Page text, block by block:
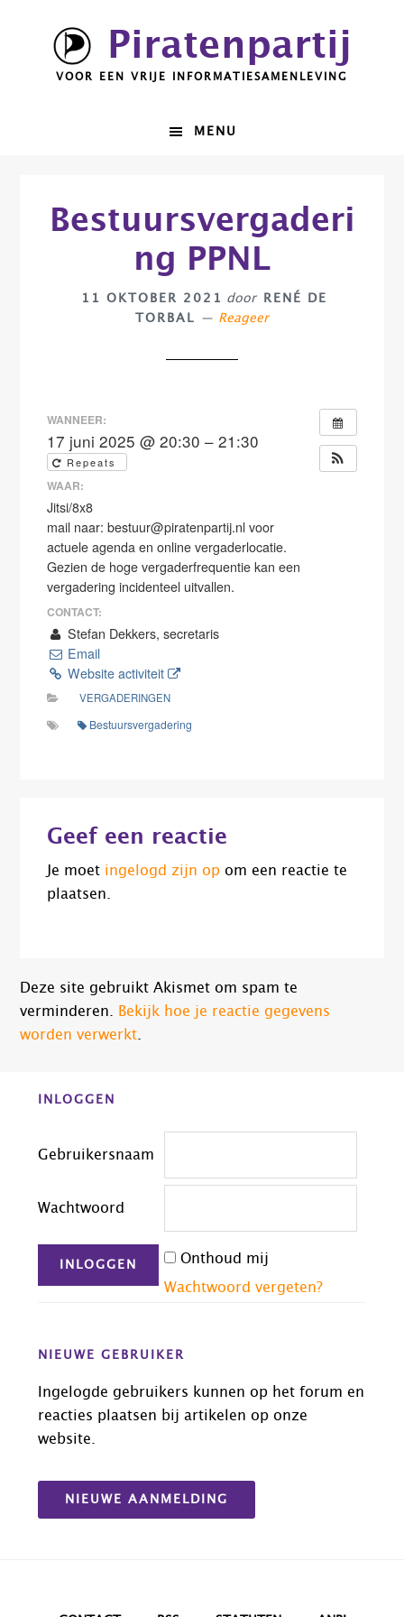
hoofdnavigatie
Piratenpartij
VOOR EEN VRIJE INFORMATIESAMENLEVING
MENU
Bestuursvergaderi
ng PPNL
11 OKTOBER 2021 door
RENÉ DE
TORBAL
Reageer
WANNEER:
17 juni 2025 @ 20:30 – 21:30
Repeats
WAAR:
Jitsi/8x8
mail naar: bestuur@piratenpartij.nl voor
actuele agenda en online vergaderlocatie.
Gezien de hoge vergaderfrequentie kan een
vergadering incidenteel uitvallen.
CONTACT:
Stefan Dekkers, secretaris
Email
Website activiteit
VERGADERINGEN
Bestuursvergadering
Interacties
Geef een reactie
Je moet ingelogd zijn op om een reactie te
plaatsen.
Deze site gebruikt Akismet om spam te
verminderen. Bekijk hoe je reactie gegevens
worden verwerkt.
Before
INLOGGEN
Gebruikersnaam
Wachtwoord
Onthoud mij
Wachtwoord vergeten?
NIEUWE GEBRUIKER
Ingelogde gebruikers kunnen op het forum en
reacties plaatsen bij artikelen op onze
website.
NIEUWE AANMELDING